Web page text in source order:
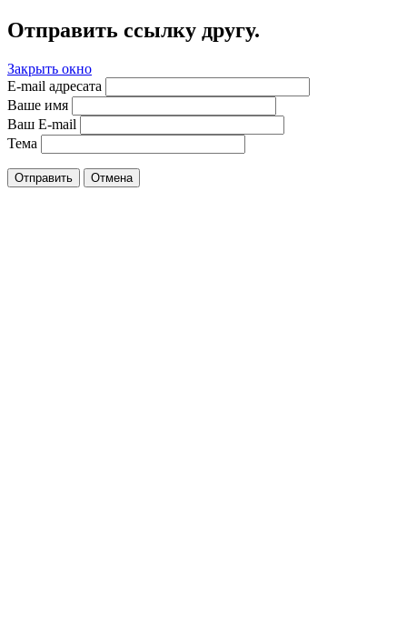
Отправить ссылку другу.
Закрыть окно
E-mail адресата
Ваше имя
Ваш E-mail
Тема
Отправить Отмена